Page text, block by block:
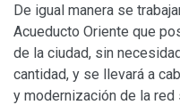
De igual manera se
Acueducto Oriente que
de la ciudad, sin
cantidad, y se llevará a
y modernización de la red